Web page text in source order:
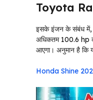
Toyota
इसके इंजन के संबंध में,
अधिकतम 100.6 hp
आएगा। अनुमान है कि
Honda Shine 2024